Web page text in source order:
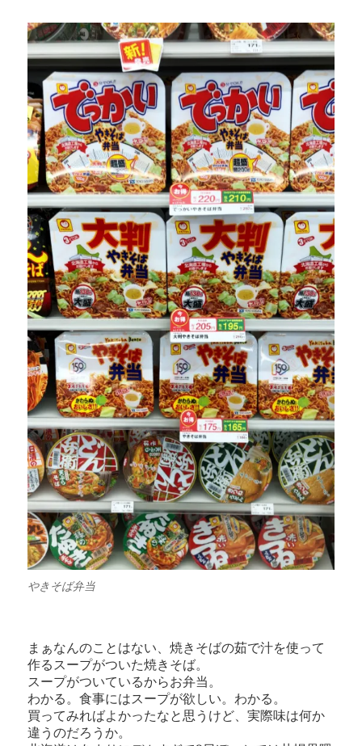
やきそば弁当
まぁなんのことはない、焼きそばの茹で汁を使って
作るスープがついた焼きそば。
スープがついているからお弁当。
わかる。食事にはスープが欲しい。わかる。
買ってみればよかったなと思うけど、実際味は何か
違うのだろうか。